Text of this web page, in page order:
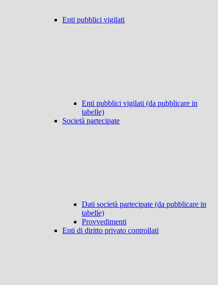
Enti pubblici vigilati
Enti pubblici vigilati (da pubblicare in
tabelle)
Società partecipate
Dati società partecipate (da pubblicare in
tabelle)
Provvedimenti
Enti di diritto privato controllati